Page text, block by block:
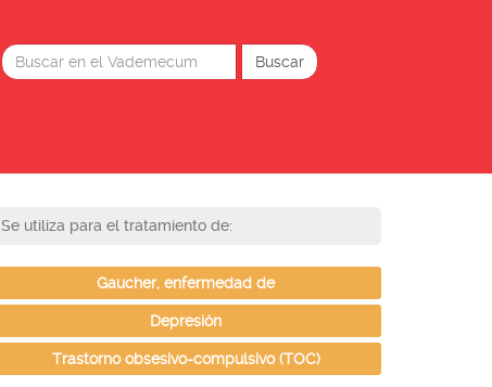
Se utiliza para el tratamiento de:
Gaucher, enfermedad de
Depresión
Trastorno obsesivo-compulsivo (TOC)